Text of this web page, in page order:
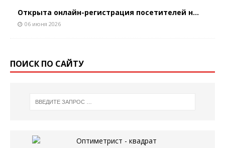
Открыта онлайн-регистрация посетителей н...
06 июня 2026
ПОИСК ПО САЙТУ